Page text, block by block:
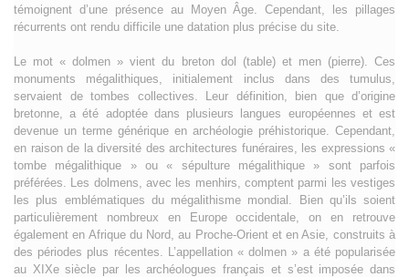
témoignent d’une présence au Moyen Âge. Cependant, les pillages
récurrents ont rendu difficile une datation plus précise du site.
Le mot « dolmen » vient du breton dol (table) et men (pierre). Ces
monuments mégalithiques, initialement inclus dans des tumulus,
servaient de tombes collectives. Leur définition, bien que d’origine
bretonne, a été adoptée dans plusieurs langues européennes et est
devenue un terme générique en archéologie préhistorique. Cependant,
en raison de la diversité des architectures funéraires, les expressions «
tombe mégalithique » ou « sépulture mégalithique » sont parfois
préférées. Les dolmens, avec les menhirs, comptent parmi les vestiges
les plus emblématiques du mégalithisme mondial. Bien qu’ils soient
particulièrement nombreux en Europe occidentale, on en retrouve
également en Afrique du Nord, au Proche-Orient et en Asie, construits à
des périodes plus récentes. L’appellation « dolmen » a été popularisée
au XIXe siècle par les archéologues français et s’est imposée dans